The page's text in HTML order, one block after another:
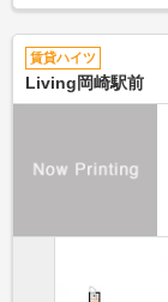
賃貸ハイツ
Living岡崎駅前